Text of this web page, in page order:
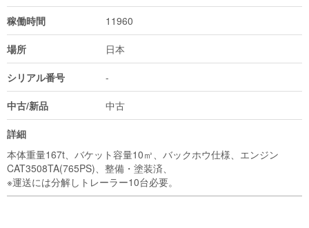
稼働時間 11960
場所 日本
シリアル番号 -
中古/新品 中古
詳細
本体重量167t、バケット容量10㎥、バックホウ仕様、エンジン
CAT3508TA(765PS)、整備・塗装済、
※運送には分解しトレーラー10台必要。